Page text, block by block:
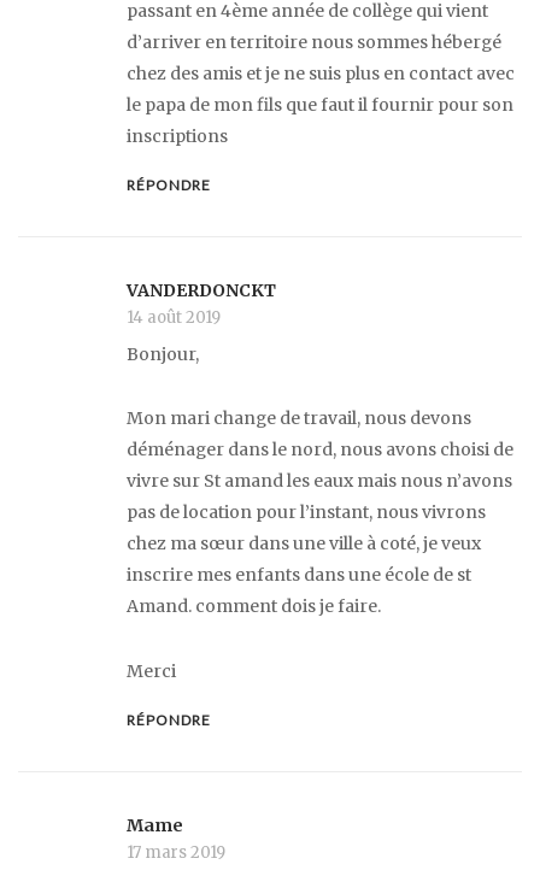
passant en 4ème année de collège qui vient
d’arriver en territoire nous sommes hébergé
chez des amis et je ne suis plus en contact avec
le papa de mon fils que faut il fournir pour son
inscriptions
RÉPONDRE
VANDERDONCKT
14 août 2019
Bonjour,
Mon mari change de travail, nous devons
déménager dans le nord, nous avons choisi de
vivre sur St amand les eaux mais nous n’avons
pas de location pour l’instant, nous vivrons
chez ma sœur dans une ville à coté, je veux
inscrire mes enfants dans une école de st
Amand. comment dois je faire.
Merci
RÉPONDRE
Mame
17 mars 2019